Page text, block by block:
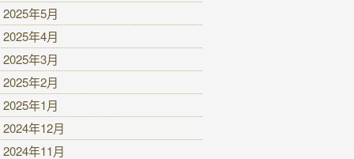
2025年5月
2025年4月
2025年3月
2025年2月
2025年1月
2024年12月
2024年11月